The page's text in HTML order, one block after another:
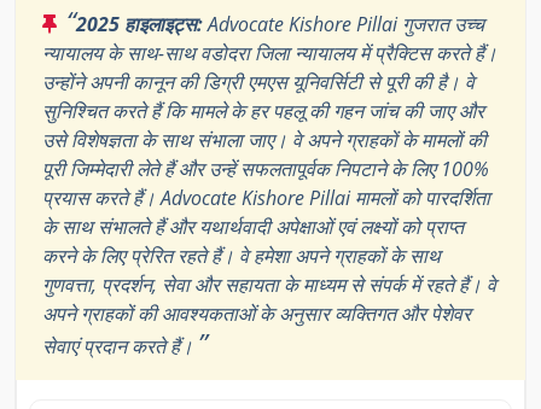
“2025 हाइलाइट्स:Advocate Kishore Pillai गुजरात उच्च
न्यायालय के साथ-साथ वडोदरा जिला न्यायालय में प्रैक्टिस करते हैं।
उन्होंने अपनी कानून की डिग्री एमएस यूनिवर्सिटी से पूरी की है। वे
सुनिश्चित करते हैं कि मामले के हर पहलू की गहन जांच की जाए और
उसे विशेषज्ञता के साथ संभाला जाए। वे अपने ग्राहकों के मामलों की
पूरी जिम्मेदारी लेते हैं और उन्हें सफलतापूर्वक निपटाने के लिए 100%
प्रयास करते हैं। Advocate Kishore Pillai मामलों को पारदर्शिता
के साथ संभालते हैं और यथार्थवादी अपेक्षाओं एवं लक्ष्यों को प्राप्त
करने के लिए प्रेरित रहते हैं। वे हमेशा अपने ग्राहकों के साथ
गुणवत्ता, प्रदर्शन, सेवा और सहायता के माध्यम से संपर्क में रहते हैं। वे
अपने ग्राहकों की आवश्यकताओं के अनुसार व्यक्तिगत और पेशेवर
सेवाएं प्रदान करते हैं। ”